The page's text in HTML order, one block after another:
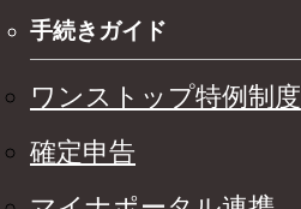
手続きガイド
ワンストップ特例制度
確定申告